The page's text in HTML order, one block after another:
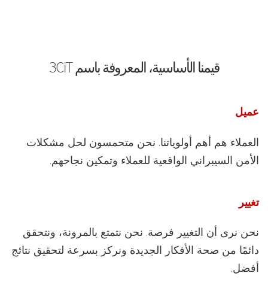
قيمنا الأساسية، المعروفة باسم 3CiT
عميل
العملاء هم أهم أولوياتنا. نحن متحمسون لحل مشكلات
الأمن السيبراني الواقعية للعملاء وتمكين نجاحهم.
تغيير
نحن نرى أن التغيير فرصة. نحن نتمتع بالمرونة، ونتحقق
دائمًا من صحة الأفكار الجديدة ونركز بسرعة لتحقيق نتائج
أفضل.